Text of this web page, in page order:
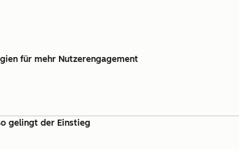
für mehr Nutzerengagement
gelingt der Einstieg